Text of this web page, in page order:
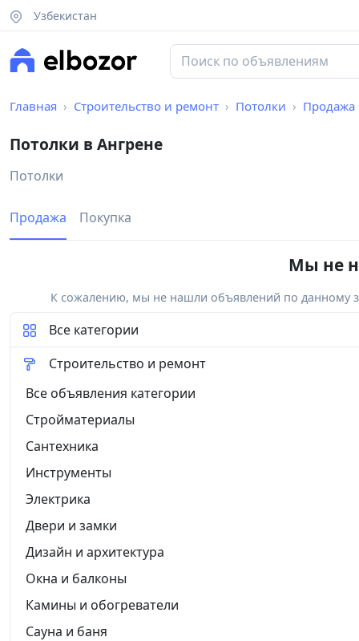
Узбекистан
Главная Строительство и ремонт Потолки Продажа
Потолки в Ангрене
Потолки
Продажа Покупка
Мы не
К сожалению, мы не нашли объявлений по данному
Все категории
Строительство и ремонт
Все объявления категории
Стройматериалы
Сантехника
Инструменты
Электрика
Двери и замки
Дизайн и архитектура
Окна и балконы
Камины и обогреватели
Сауна и баня